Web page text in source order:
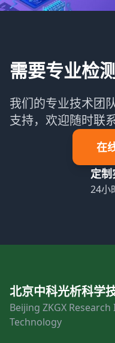
需要专业检
我们的专业技术团
支持，欢迎随时联
在
定
24小
北京中科光析科学
Beijing ZKGX
Technology